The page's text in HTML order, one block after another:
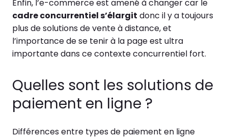
Enfin, l’e-commerce est amené à changer car le
cadre concurrentiel s’élargit donc il y a toujours
plus de solutions de vente à distance, et
l’importance de se tenir à la page est ultra
importante dans ce contexte concurrentiel fort.
Quelles sont les solutions de
paiement en ligne ?
Différences entre types de paiement en ligne